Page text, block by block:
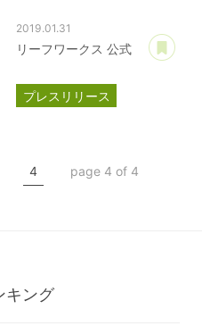
とで読む
2019.01.31
リーフワークス 公式
プレスリリース
クレジットカード決済
4 page 4 of 4
キング